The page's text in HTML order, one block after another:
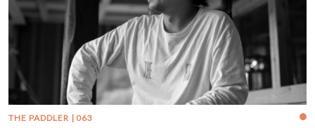
THE PADDLER | 063